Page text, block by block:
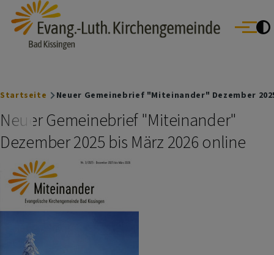
Direkt zum Inhalt
Evang.- Luth. Kirchengemeinde Bad Kissingen
Bad Bocklet | Bad Kissingen | Burkardroth | Euerdorf |
Oberthulba | Oerlenbach
Menü
Breadcrumb
Startseite Neuer Gemeinebrief "Miteinander" Dezember
Neuer Gemeinebrief "Miteinander"
Dezember 2025 bis März 2026 online